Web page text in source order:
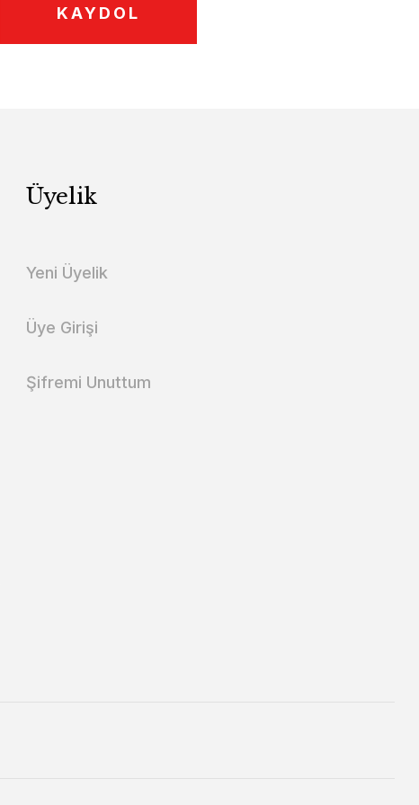
KAYDOL
Üyelik
Yeni Üyelik
Üye Girişi
Şifremi Unuttum